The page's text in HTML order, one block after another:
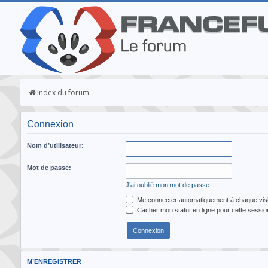
Index du forum
Connexion
Nom d’utilisateur:
Mot de passe:
J’ai oublié mon mot de passe
Me connecter automatiquement à chaque
Cacher mon statut en ligne pour cette
M’ENREGISTRER